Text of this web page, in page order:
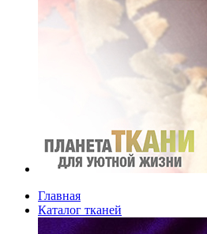
Главная
Каталог тканей